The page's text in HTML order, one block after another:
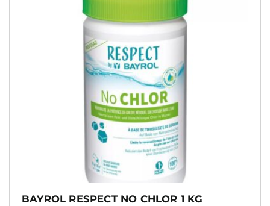
BAYROL RESPECT NO CHLOR 1 KG